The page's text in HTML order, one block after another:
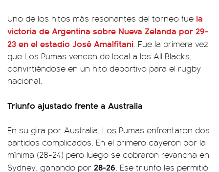
Uno de los hitos más resonantes del torneo fue la
victoria de Argentina sobre Nueva Zelanda por 29-
23 en el estadio José Amalfitani. Fue la primera vez
que Los Pumas vencen de local a los All Blacks,
convirtiéndose en un hito deportivo para el rugby
nacional.
Triunfo ajustado frente a Australia
En su gira por Australia, Los Pumas enfrentaron dos
partidos complicados. En el primero cayeron por la
mínima (28-24) pero luego se cobraron revancha en
Sydney, ganando por 28-26. Ese triunfo les permitió